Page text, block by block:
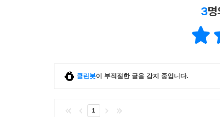
2 벨만-포드 알고리즘(음의 가중치를 허용하는 경
3
클린봇이 부적절한 글을 감지 중입니다.
1